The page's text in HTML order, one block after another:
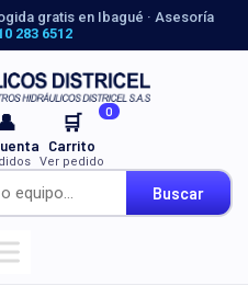
gratis en Ibagué · Asesoría
283 6512
Buscar
🛒 0
Carrito
Ver pedido